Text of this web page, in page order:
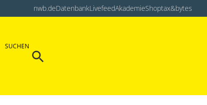
nwb.deDatenbankLivefeedAkademieShoptax&bytes
SUCHEN
Search